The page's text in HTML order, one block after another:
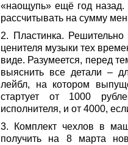
«наощупь» ещё год
рассчитывать на сумму
2. Пластинка. Решительно
ценителя музыки тех
виде. Разумеется, перед
выяснить все детали –
лейбл, на котором
стартует от 1000
исполнителя, и от 4000,
3. Комплект чехлов в
получить на 8 марта